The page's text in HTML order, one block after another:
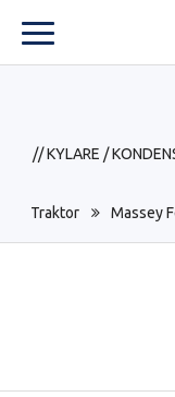
// KYLARE /
Traktor Massey